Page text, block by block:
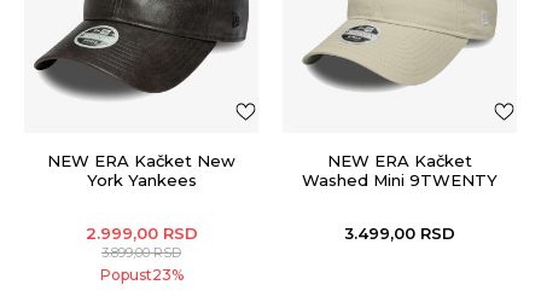
NEW ERA Kačket New
York Yankees
2.999,00 RSD
3.899,00RSD
Popust23%
NEW ERA Kačket
Washed Mini 9TWENTY
3.499,00 RSD